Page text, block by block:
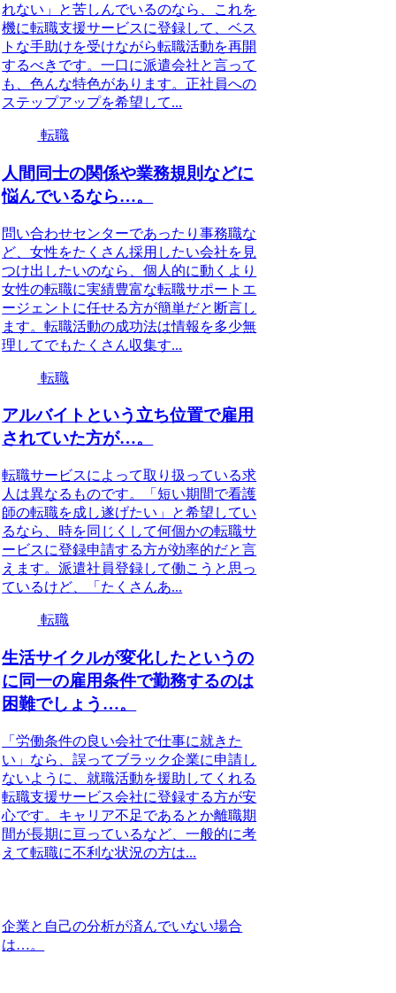
れない」と苦しんでいるのなら、これを
機に転職支援サービスに登録して、ベス
トな手助けを受けながら転職活動を再開
するべきです。一口に派遣会社と言って
も、色んな特色があります。正社員への
ステップアップを希望して...
転職
人間同士の関係や業務規則などに
悩んでいるなら…。
問い合わせセンターであったり事務職な
ど、女性をたくさん採用したい会社を見
つけ出したいのなら、個人的に動くより
女性の転職に実績豊富な転職サポートエ
ージェントに任せる方が簡単だと断言し
ます。転職活動の成功法は情報を多少無
理してでもたくさん収集す...
転職
アルバイトという立ち位置で雇用
されていた方が…。
転職サービスによって取り扱っている求
人は異なるものです。「短い期間で看護
師の転職を成し遂げたい」と希望してい
るなら、時を同じくして何個かの転職サ
ービスに登録申請する方が効率的だと言
えます。派遣社員登録して働こうと思っ
ているけど、「たくさんあ...
転職
生活サイクルが変化したというの
に同一の雇用条件で勤務するのは
困難でしょう…。
「労働条件の良い会社で仕事に就きた
い」なら、誤ってブラック企業に申請し
ないように、就職活動を援助してくれる
転職支援サービス会社に登録する方が安
心です。キャリア不足であるとか離職期
間が長期に亘っているなど、一般的に考
えて転職に不利な状況の方は...
企業と自己の分析が済んでいない場合
は…。